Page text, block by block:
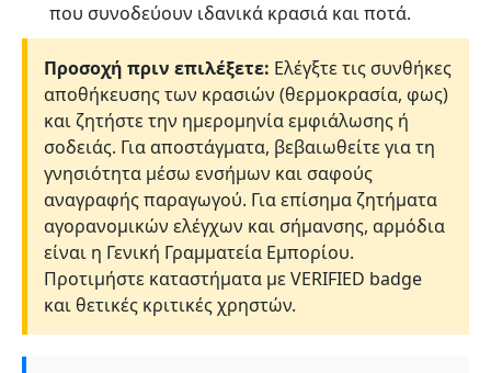
που συνοδεύουν ιδανικά κρασιά και ποτά.
Προσοχή πριν επιλέξετε: Ελέγξτε τις συνθήκες
αποθήκευσης των κρασιών (θερμοκρασία, φως)
και ζητήστε την ημερομηνία εμφιάλωσης ή
σοδειάς. Για αποστάγματα, βεβαιωθείτε για τη
γνησιότητα μέσω ενσήμων και σαφούς
αναγραφής παραγωγού. Για επίσημα ζητήματα
αγορανομικών ελέγχων και σήμανσης, αρμόδια
είναι η Γενική Γραμματεία Εμπορίου.
Προτιμήστε καταστήματα με VERIFIED badge
και θετικές κριτικές χρηστών.